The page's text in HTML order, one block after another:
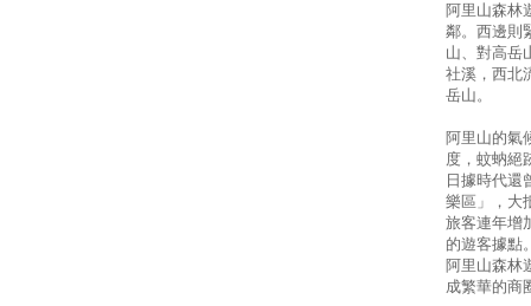
阿里山森林
鄰。西邊則
山、對高岳
社溪，西北
岳山。
阿里山的氣
度，蚊蚋絕
日據時代還
樂區」，大
旅客連年增
的遊客據點
阿里山森林
成繁華的商